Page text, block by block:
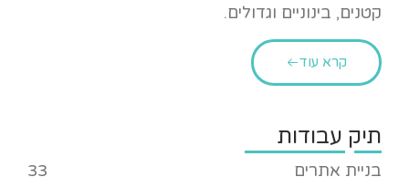
קטנים, בינוניים וגדולים.
קרא עוד
תיק עבודות
בניית אתרים
33